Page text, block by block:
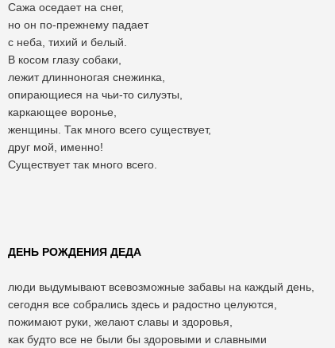
Сажа оседает на снег,
но он по-прежнему падает
с неба, тихий и белый.
В косом глазу собаки,
лежит длинноногая снежинка,
опирающиеся на чьи-то силуэты,
каркающее воронье,
женщины. Так много всего существует,
друг мой, именно!
Существует так много всего.
ДЕНЬ РОЖДЕНИЯ ДЕДА
люди выдумывают всевозможные забавы на каждый день,
сегодня все собрались здесь и радостно целуются,
пожимают руки, желают славы и здоровья,
как будто все не были бы здоровыми и славными